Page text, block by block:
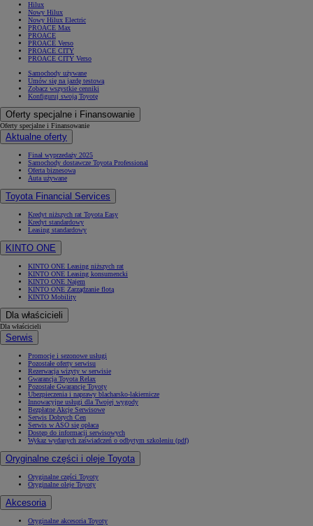
Hilux
Nowy Hilux
Nowy Hilux Electric
PROACE Max
PROACE
PROACE Verso
PROACE CITY
PROACE CITY Verso
Samochody używane
Umów się na jazdę testową
Zobacz wszystkie cenniki
Konfiguruj swoją Toyotę
Oferty specjalne i Finansowanie
Oferty specjalne i Finansowanie
Aktualne oferty
Finał wyprzedaży 2025
Samochody dostawcze Toyota Professional
Oferta biznesowa
Auta używane
Toyota Financial Services
Kredyt niższych rat Toyota Easy
Kredyt standardowy
Leasing standardowy
KINTO ONE
KINTO ONE Leasing niższych rat
KINTO ONE Leasing konsumencki
KINTO ONE Najem
KINTO ONE Zarządzanie flotą
KINTO Mobility
Dla właścicieli
Dla właścicieli
Serwis
Promocje i sezonowe usługi
Pozostałe oferty serwisu
Rezerwacja wizyty w serwisie
Gwarancja Toyota Relax
Pozostałe Gwarancje Toyoty
Ubezpieczenia i naprawy blacharsko-lakiernicze
Innowacyjne usługi dla Twojej wygody
Bezpłatne Akcje Serwisowe
Serwis Dobrych Cen
Serwis w ASO się opłaca
Dostęp do informacji serwisowych
Wykaz wydanych zaświadczeń o odbytym szkoleniu (pdf)
Oryginalne części i oleje Toyota
Oryginalne części Toyoty
Oryginalne oleje Toyoty
Akcesoria
Oryginalne akcesoria Toyoty